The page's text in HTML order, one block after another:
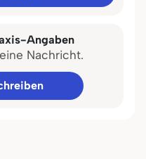
Angaben
Nachricht.